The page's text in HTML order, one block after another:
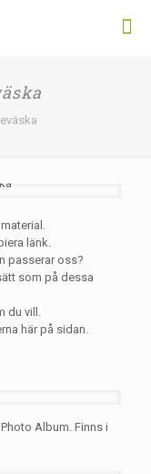
länk.
passerar oss?
som på dessa
du vill.
här på sidan.
Album. Finns i